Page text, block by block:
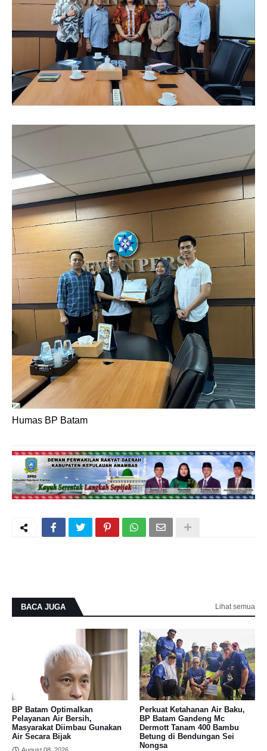
Humas BP Batam
BACA JUGA Lihat semua
BP Batam Optimalkan
Pelayanan Air Bersih,
Masyarakat Diimbau Gunakan
Air Secara Bijak
Perkuat Ketahanan Air Baku,
BP Batam Gandeng Mc
Dermott Tanam 400 Bambu
Betung di Bendungan Sei
Nongsa